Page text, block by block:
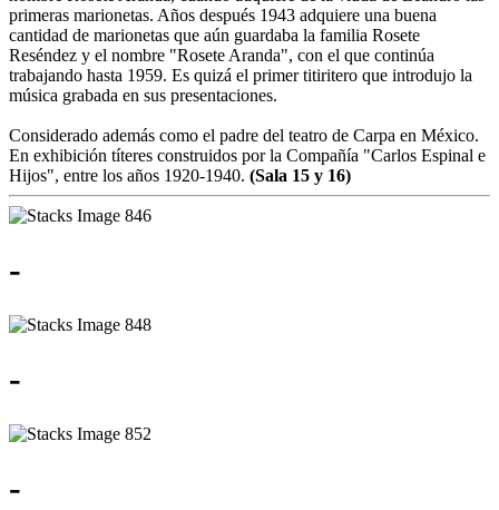
primeras marionetas. Años después 1943 adquiere una buena
cantidad de marionetas que aún guardaba la familia Rosete
Reséndez y el nombre "Rosete Aranda", con el que continúa
trabajando hasta 1959. Es quizá el primer titiritero que introdujo la
música grabada en sus presentaciones.
Considerado además como el padre del teatro de Carpa en México.
En exhibición títeres construidos por la Compañía "Carlos Espinal e
Hijos", entre los años 1920-1940. (Sala 15 y 16)
-
-
-